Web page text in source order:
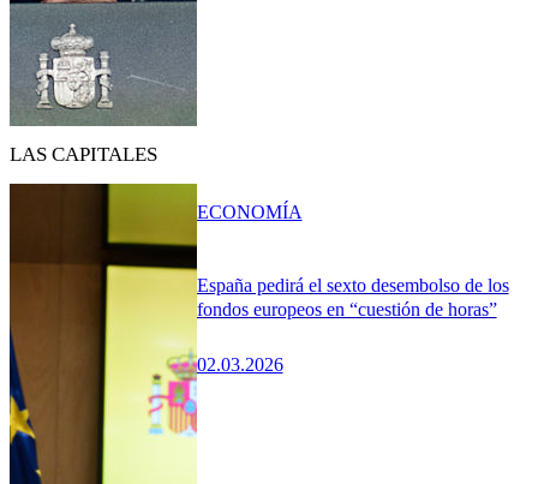
LAS CAPITALES
España pedirá el sexto desembolso de los
fondos europeos en “cuestión de horas”
02.03.2026
ECONOMÍA